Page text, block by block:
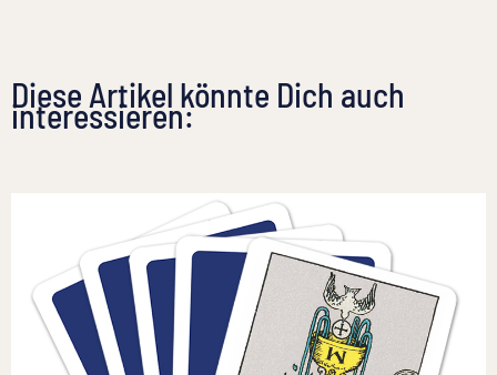
Diese Artikel könnte Dich auch
interessieren: